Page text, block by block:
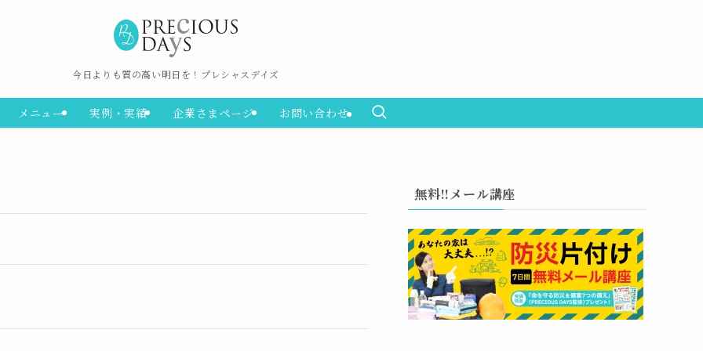
今日よりも質の高い明日を！プレシャスデイズ
メニュー 実例・実績 企業さまページ お問い合わせ
無料!!メール講座